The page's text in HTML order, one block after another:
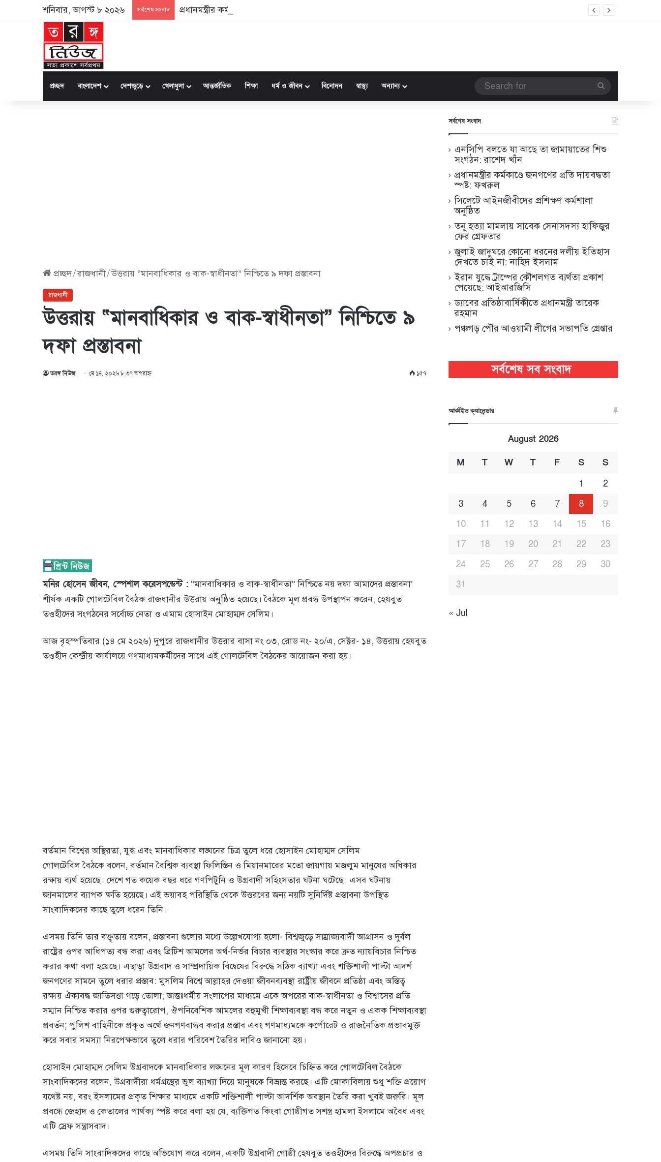
শনিবার, আগস্ট ৮ ২০২৬ সর্বশেষ সংবাদ প্রধানমন্ত্রীর কর্মকাণ্ডে জনগণের প্রতি দায়বদ্ধতা স্পষ্ট: ফখরুল
প্রচ্ছদ বাংলাদেশ দেশজুড়ে খেলাধুলা আন্তর্জাতিক শিক্ষা ধর্ম ও জীবন বিনোদন স্বাস্থ্য অন্যান্য
for
প্রচ্ছদ/রাজধানী/উত্তরায় “মানবাধিকার ও বাক-স্বাধীনতা” নিশ্চিতে ৯ দফা প্রস্তাবনা
রাজধানী
উত্তরায় “মানবাধিকার ও বাক-স্বাধীনতা” নিশ্চিতে ৯
দফা প্রস্তাবনা
তরঙ্গ নিউজ মে ১৪, ২০২৬ ৮:৩৭ অপরাহ্ণ ১৫৭
মনির হোসেন জীবন, স্পেশাল করেসপন্ডেন্ট : “মানবাধিকার ও বাক-স্বাধীনতা” নিশ্চিতে নয় দফা আমাদের প্রস্তাবনা’
শীর্ষক একটি গোলটেবিল বৈঠক রাজধানীর উত্তরায় অনুষ্ঠিত হয়েছে। বৈঠকে মূল প্রবন্ধ উপস্থাপন করেন, হেযবুত
তওহীদের সংগঠনের সর্বোচ্চ নেতা ও এমাম হোসাইন মোহাম্মদ সেলিম।
আজ বৃহস্পতিবার (১৪ মে ২০২৬) দুপুরে রাজধানীর উত্তরার বাসা নং ০৩, রোড নং- ২০/এ, সেক্টর- ১৪, উত্তরায় হেযবুত
তওহীদ কেন্দ্রীয় কার্যালয়ে গণমাধ্যমকর্মীদের সাথে এই গোলটেবিল বৈঠকের আয়োজন করা হয়।
বর্তমান বিশ্বের অস্থিরতা, যুদ্ধ এবং মানবাধিকার লঙ্ঘনের চিত্র তুলে ধরে হোসাইন মোহাম্মদ সেলিম
গোলটেবিল বৈঠকে বলেন, বর্তমান বৈশ্বিক ব্যবস্থা ফিলিস্তিন ও মিয়ানমারের মতো জায়গায় মজলুম মানুষের অধিকার
রক্ষায় ব্যর্থ হয়েছে। দেশে গত কয়েক বছর ধরে গণপিটুনি ও উগ্রবাদী সহিংসতার ঘটনা ঘটেছে। এসব ঘটনায়
জানমালের ব্যাপক ক্ষতি হয়েছে। এই ভয়াবহ পরিস্থিতি থেকে উত্তরণের জন্য নয়টি সুনির্দিষ্ট প্রস্তাবনা উপস্থিত
সাংবাদিকদের কাছে তুলে ধরেন তিনি।
এসময় তিনি তার বক্তৃতায় বলেন, প্রস্তাবনা গুলোর মধ্যে উল্লেখযোগ্য হলো- বিশ্বজুড়ে সাম্রাজ্যবাদী আগ্রাসন ও দুর্বল
রাষ্ট্রের ওপর আধিপত্য বন্ধ করা এবং ব্রিটিশ আমলের অর্থ-নির্ভর বিচার ব্যবস্থার সংস্কার করে দ্রুত ন্যায়বিচার নিশ্চিত
করার কথা বলা হয়েছে। এছাড়া উগ্রবাদ ও সাম্প্রদায়িক বিদ্বেষের বিরুদ্ধে সঠিক ব্যাখ্যা এবং শক্তিশালী পাল্টা আদর্শ
জনগণের সামনে তুলে ধরার প্রস্তাব: মুসলিম বিশ্বে আল্লাহর দেওয়া জীবনব্যবস্থা রাষ্ট্রীয় জীবনে প্রতিষ্ঠা এবং অস্তিত্ব
রক্ষায় ঐক্যবদ্ধ জাতিসত্তা গড়ে তোলা; আন্তঃধর্মীয় সংলাপের মাধ্যমে একে অপরের বাক-স্বাধীনতা ও বিশ্বাসের প্রতি
সম্মান নিশ্চিত করার ওপর গুরুত্বারোপ, ঔপনিবেশিক আমলের বহুমুখী শিক্ষাব্যবস্থা বন্ধ করে নতুন ও একক শিক্ষাব্যবস্থা
প্রবর্তন; পুলিশ বাহিনীকে প্রকৃত অর্থে জনগণবান্ধব করার প্রস্তাব এবং গণমাধ্যমকে কর্পোরেট ও রাজনৈতিক প্রভাবমুক্ত
করে সবার সমস্যা নিরপেক্ষভাবে তুলে ধরার পরিবেশ তৈরির দাবিও জানানো হয়।
হোসাইন মোহাম্মদ সেলিম উগ্রবাদকে মানবাধিকার লঙ্ঘনের মূল কারণ হিসেবে চিহ্নিত করে গোলটেবিল বৈঠকে
সাংবাদিকদের বলেন, উগ্রবাদীরা ধর্মগ্রন্থের ভুল ব্যাখ্যা দিয়ে মানুষকে বিভ্রান্ত করছে। এটি মোকাবিলায় শুধু শক্তি প্রয়োগ
যথেষ্ট নয়, বরং ইসলামের প্রকৃত শিক্ষার মাধ্যমে একটি শক্তিশালী পাল্টা আদর্শিক অবস্থান তৈরি করা খুবই জরুরি। মূল
প্রবন্ধে জেহাদ ও কেতালের পার্থক্য স্পষ্ট করে বলা হয় যে, ব্যক্তিগত কিংবা গোষ্ঠীগত সশস্ত্র হামলা ইসলামে অবৈধ এবং
এটি স্রেফ সন্ত্রাসবাদ।
এসময় তিনি সাংবাদিকদের কাছে অভিযোগ করে বলেন, একটি উগ্রবাদী গোষ্ঠী হেযবুত তওহীদের বিরুদ্ধে অপপ্রচার ও
সর্বশেষ সংবাদ
এনসিপি বলতে যা আছে তা জামায়াতের শিশু
সংগঠন: রাশেদ খাঁন
প্রধানমন্ত্রীর কর্মকাণ্ডে জনগণের প্রতি দায়বদ্ধতা
স্পষ্ট: ফখরুল
সিলেটে আইনজীবীদের প্রশিক্ষণ কর্মশালা
অনুষ্ঠিত
তনু হত্যা মামলায় সাবেক সেনাসদস্য হাফিজুর
ফের গ্রেফতার
জুলাই জাদুঘরে কোনো ধরনের দলীয় ইতিহাস
দেখতে চাই না: নাহিদ ইসলাম
ইরান যুদ্ধে ট্রাম্পের কৌশলগত ব্যর্থতা প্রকাশ
পেয়েছে: আইআরজিসি
ড্যাবের প্রতিষ্ঠাবার্ষিকীতে প্রধানমন্ত্রী তারেক
রহমান
পঞ্চগড় পৌর আওয়ামী লীগের সভাপতি গ্রেপ্তার
আর্কাইভ ক্যালেন্ডার
August 2026
M T W T F S S
1
2
3
4 5 6 7 8
9
10
11 12 13 14 15
16
17
18 19 20 21 22
23
24
25 26 27 28 29
30
31
« Jul